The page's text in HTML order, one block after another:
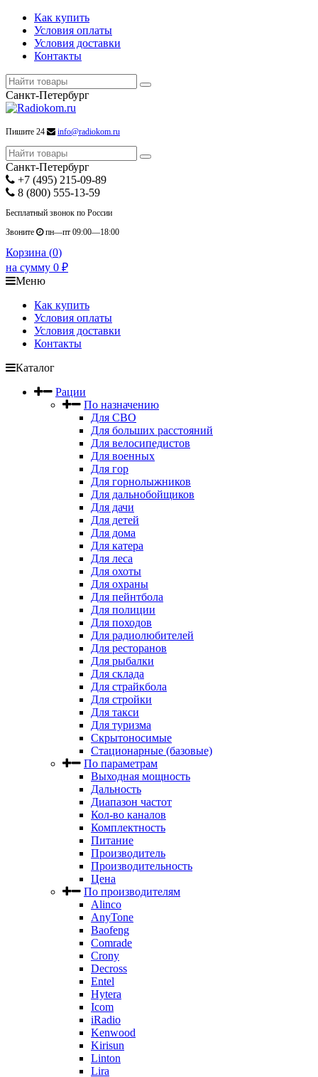
Как купить
Условия оплаты
Условия доставки
Контакты
Санкт-Петербург
Пишите 24 info@radiokom.ru
Санкт-Петербург
+7 (495) 215-09-89
8 (800) 555-13-59
Бесплатный звонок по России
Звоните
пн—пт 09:00—18:00
Корзина (0)
на сумму 0 ₽
Меню
Как купить
Условия оплаты
Условия доставки
Контакты
Каталог
Рации
По назначению
Для СВО
Для больших расстояний
Для велосипедистов
Для военных
Для гор
Для горнолыжников
Для дальнобойщиков
Для дачи
Для детей
Для дома
Для катера
Для леса
Для охоты
Для охраны
Для пейнтбола
Для полиции
Для походов
Для радиолюбителей
Для ресторанов
Для рыбалки
Для склада
Для страйкбола
Для стройки
Для такси
Для туризма
Скрытоносимые
Стационарные (базовые)
По параметрам
Выходная мощность
Дальность
Диапазон частот
Кол-во каналов
Комплектность
Питание
Производитель
Производительность
Цена
По производителям
Alinco
AnyTone
Baofeng
Comrade
Crony
Decross
Entel
Hytera
Icom
iRadio
Kenwood
Kirisun
Linton
Lira